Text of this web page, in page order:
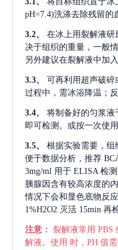
pH=7.4)洗涤去除残留的
3.2、
在冰上用裂解液研
决于组织的重量，一般
另外建议在裂解液中加
3.3、 可再利用超声破碎
过程中，需冰浴降温；
3.4、 将制备好的匀浆液
即可检测。或按一次使
3.5、 根据实验需要，组
便于数据分析，推荐
3mg/ml 用于 ELISA 检
胰腺因含有较高浓度的
情况下会和显色底物反
1%H2O2 灭活 15min 再
注意： 裂解液常用 PBS
解液。使用 时，PH 值